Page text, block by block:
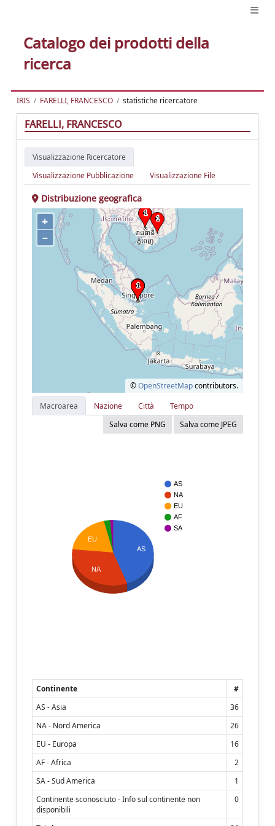
Catalogo dei prodotti della
ricerca
IRIS FARELLI, FRANCESCO statistiche ricercatore
FARELLI, FRANCESCO
Visualizzazione Ricercatore
Visualizzazione Pubblicazione
Visualizzazione File
Distribuzione geografica
+
–
©OpenStreetMapcontributors.
Macroarea
Nazione Città
Tempo
Salva come PNG
Salva come JPEG
AS
NA
EU
AF
SA
AS
EU
NA
Continente
#
AS - Asia
36
NA - Nord America
26
EU - Europa
16
AF - Africa
2
SA - Sud America
1
Continente sconosciuto - Info sul continente non
disponibili
0